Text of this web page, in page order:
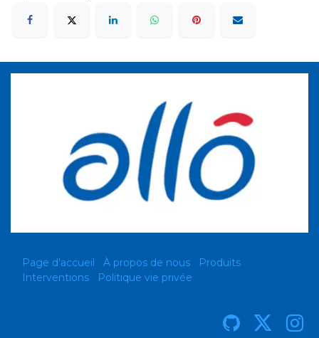
Page d'accueil À propos de nous
Produits
Interventions
Politique vie privée